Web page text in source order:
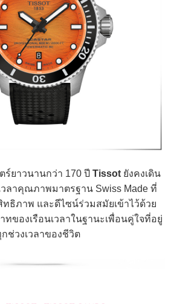
าวนานกว่า 170 ปี Tissot ยังคงเดิน
วลาคุณภาพมาตรฐาน Swiss Made ที่
ธิภาพ และดีไซน์ร่วมสมัยเข้าไว้ด้วย
ของเรือนเวลาในฐานะเพื่อนคู่ใจที่อยู่
ช่วงเวลาของชีวิต